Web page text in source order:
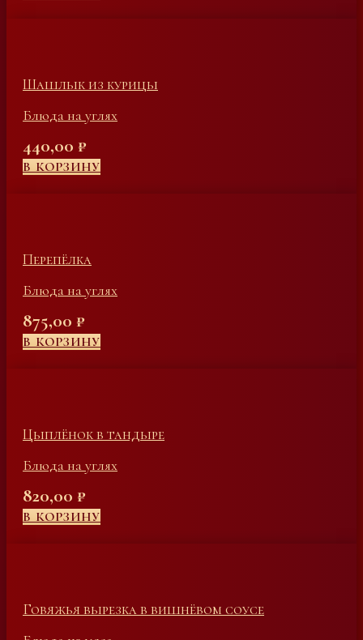
Шашлык из курицы
Блюда на углях
440,00 ₽
В КОРЗИНУ
Перепёлка
Блюда на углях
875,00 ₽
В КОРЗИНУ
Цыплёнок в тандыре
Блюда на углях
820,00 ₽
В КОРЗИНУ
Говяжья вырезка в вишнёвом соусе